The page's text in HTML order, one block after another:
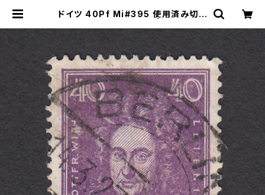
ドイツ 40Pf Mi#395 使用済み切手
ンプのネットショップ | Young Sta